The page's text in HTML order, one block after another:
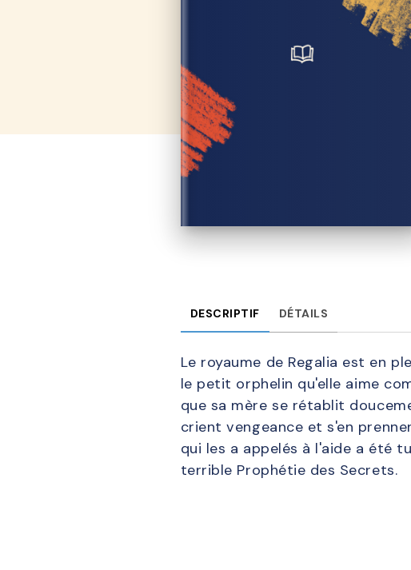
DESCRIPTIF DÉTAILS
Le royaume de Regalia est en
le petit orphelin qu'elle aime
que sa mère se rétablit
crient vengeance et s'en
qui les a appelés à l'aide a été
terrible Prophétie des Secrets.